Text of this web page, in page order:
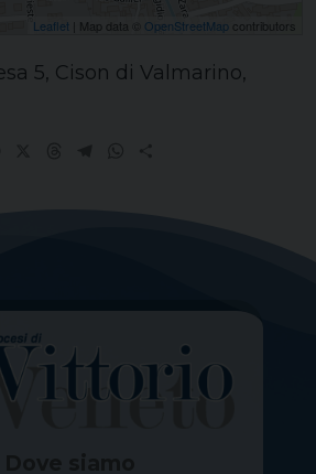
Leaflet | Map data © OpenStreetMap contributors
5, Cison di Valmarino,